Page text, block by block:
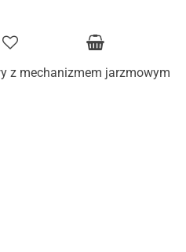
z mechanizmem jarzmowym